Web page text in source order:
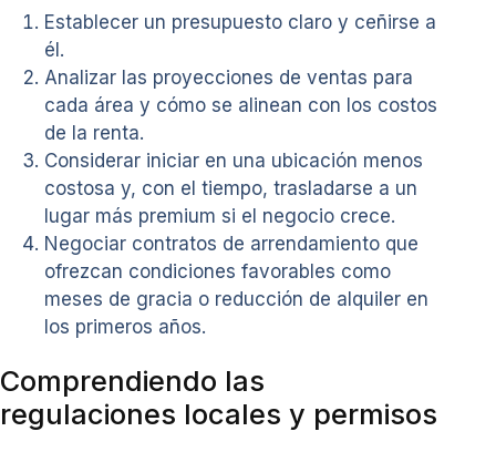
Establecer un presupuesto claro y ceñirse a
él.
Analizar las proyecciones de ventas para
cada área y cómo se alinean con los costos
de la renta.
Considerar iniciar en una ubicación menos
costosa y, con el tiempo, trasladarse a un
lugar más premium si el negocio crece.
Negociar contratos de arrendamiento que
ofrezcan condiciones favorables como
meses de gracia o reducción de alquiler en
los primeros años.
Comprendiendo las
regulaciones locales y permisos